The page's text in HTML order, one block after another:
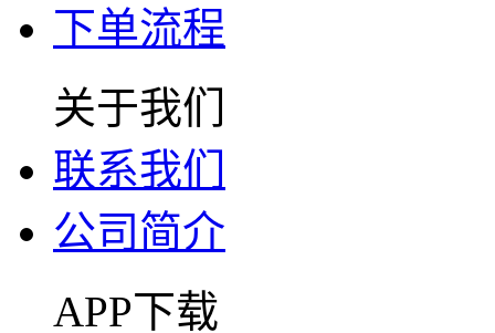
下单流程
关于我们
联系我们
公司简介
APP下载